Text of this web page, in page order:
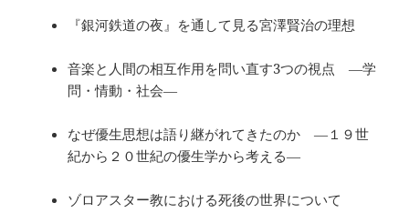
『銀河鉄道の夜』を通して見る宮澤賢治の理想
音楽と人間の相互作用を問い直す3つの視点 ―学
問・情動・社会―
なぜ優生思想は語り継がれてきたのか ―１９世
紀から２０世紀の優生学から考える―
ゾロアスター教における死後の世界について